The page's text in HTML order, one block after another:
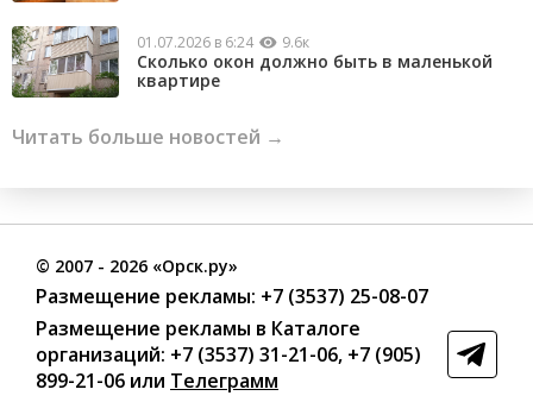
01.07.2026 в 6:24 9.6к
Сколько окон должно быть в маленькой
квартире
Читать больше новостей →
© 2007 - 2026 «Орск.ру»
Размещение рекламы: +7 (3537) 25-08-07
Размещение рекламы в Каталоге
организаций: +7 (3537) 31-21-06, +7 (905)
899-21-06 или Телеграмм